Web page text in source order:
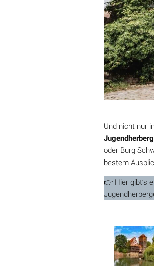
Und nicht nur
oder Burg
bestem
👉 Hier gibt’s